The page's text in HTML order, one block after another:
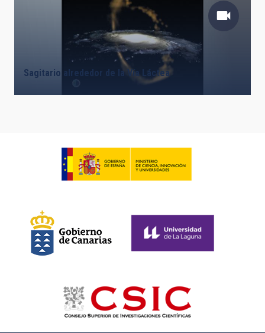
Sagitario alrededor de la Vía Láctea